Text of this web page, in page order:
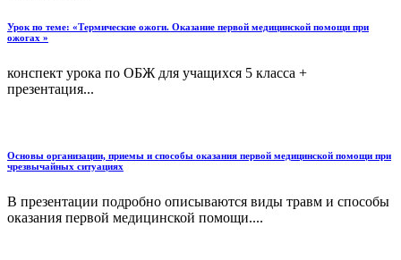
Урок по теме: «Термические ожоги. Оказание первой медицинской помощи при
ожогах »
конспект урока по ОБЖ для учащихся 5 класса +
презентация...
Основы организации, приемы и способы оказания первой медицинской помощи при
чрезвычайных ситуациях
В презентации подробно описываются виды травм и способы
оказания первой медицинской помощи....